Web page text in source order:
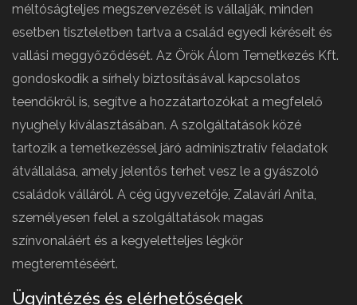
méltóságteljes megszervezését is vállalják, minden
esetben tiszteletben tartva a család egyedi kéréseit és
vallási meggyőződését. Az Örök Álom Temetkezés Kft.
gondoskodik a sírhely biztosításával kapcsolatos
teendőkről is, segítve a hozzátartozókat a megfelelő
nyughely kiválasztásában. A szolgáltatások közé
tartozik a temetkezéssel járó adminisztratív feladatok
átvállalása, amely jelentős terhet vesz le a gyászoló
családok válláról. A cég ügyvezetője, Zalavári Anita,
személyesen felel a szolgáltatások magas
színvonaláért és a kegyeletteljes légkör
megteremtéséért.
Ügyintézés és elérhetőségek